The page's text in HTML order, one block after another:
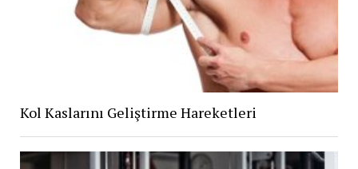
Kol Kaslarını Geliştirme Hareketleri